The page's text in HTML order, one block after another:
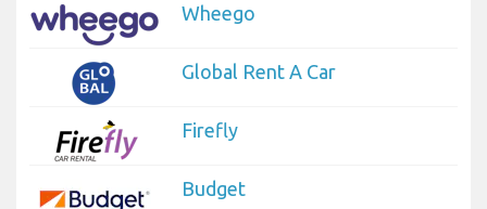
Wheego
Global Rent A Car
Firefly
Budget